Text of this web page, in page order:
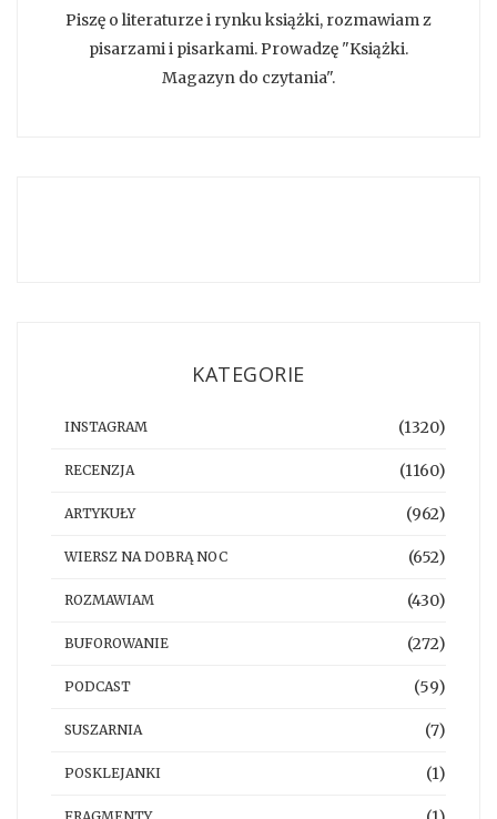
Piszę o literaturze i rynku książki, rozmawiam z
pisarzami i pisarkami. Prowadzę "Książki.
Magazyn do czytania".
KATEGORIE
INSTAGRAM (1320)
RECENZJA (1160)
ARTYKUŁY (962)
WIERSZ NA DOBRĄ NOC (652)
ROZMAWIAM (430)
BUFOROWANIE (272)
PODCAST (59)
SUSZARNIA (7)
POSKLEJANKI (1)